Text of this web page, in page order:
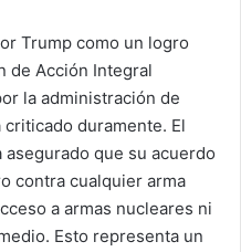
Trump como un logro
de Acción Integral
la administración de
criticado duramente. El
que su acuerdo
contra cualquier arma
a armas nucleares ni
Esto representa un